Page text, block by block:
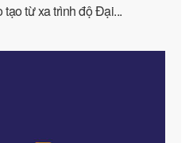
từ xa trình độ Đại...